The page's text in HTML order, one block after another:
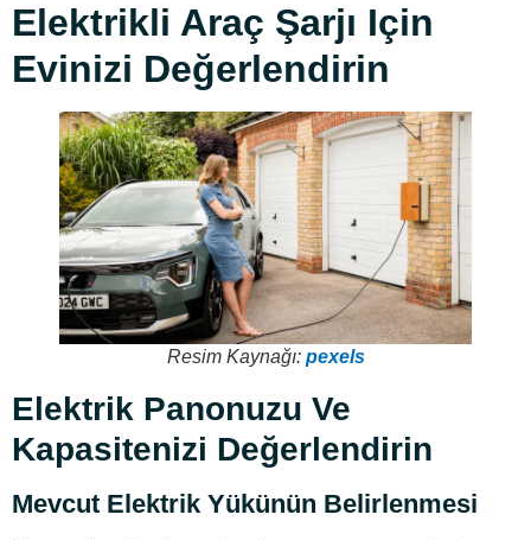
Elektrikli Araç Şarjı Için
Evinizi Değerlendirin
Resim Kaynağı: pexels
Elektrik Panonuzu Ve
Kapasitenizi Değerlendirin
Mevcut Elektrik Yükünün Belirlenmesi